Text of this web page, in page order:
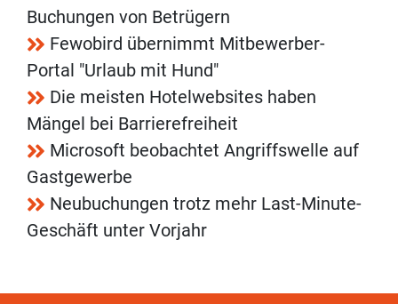
Buchungen von Betrügern
Fewobird übernimmt Mitbewerber-
Portal "Urlaub mit Hund"
Die meisten Hotelwebsites haben
Mängel bei Barrierefreiheit
Microsoft beobachtet Angriffswelle auf
Gastgewerbe
Neubuchungen trotz mehr Last-Minute-
Geschäft unter Vorjahr